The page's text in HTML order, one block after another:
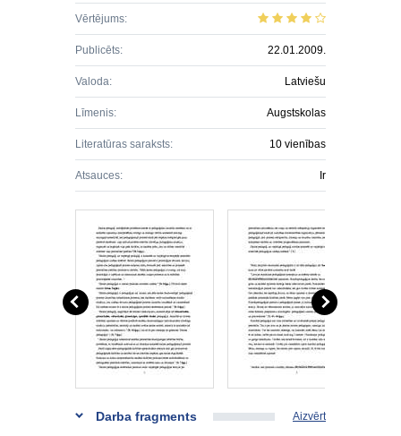
Vērtējums:
Publicēts: 22.01.2009.
Valoda: Latviešu
Līmenis: Augstskolas
Literatūras saraksts: 10 vienības
Atsauces: Ir
Darba fragments Aizvērt